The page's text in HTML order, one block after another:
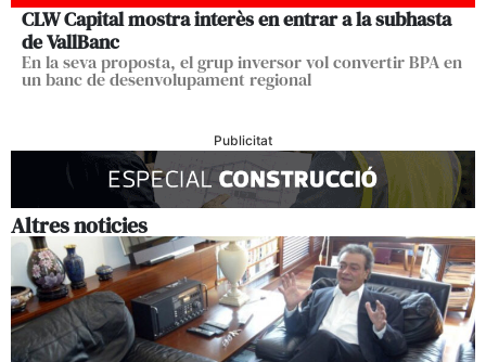
CLW Capital mostra interès en entrar a la subhasta
de VallBanc
En la seva proposta, el grup inversor vol convertir BPA en
un banc de desenvolupament regional
Publicitat
Altres noticies